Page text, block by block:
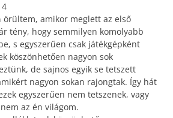
örültem, amikor meglett az első
tény, hogy semmilyen komolyabb
s egyszerűen csak játékgépként
köszönhetően nagyon sok
de sajnos egyik se tetszett
nagyon sokan rajongtak. Így hát
egyszerűen nem tetszenek, vagy
az én világom.